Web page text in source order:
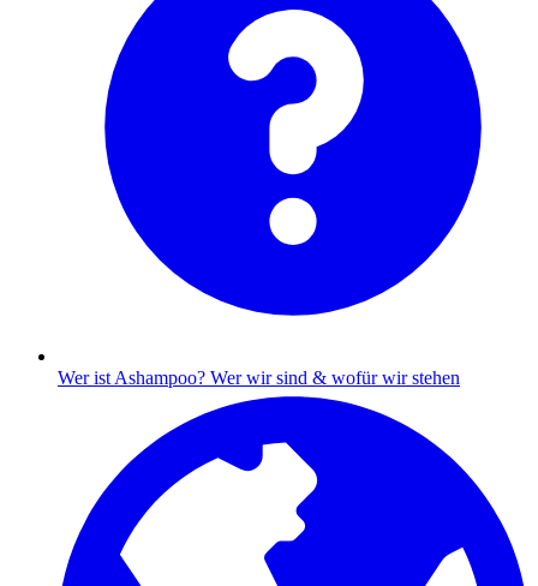
Wer ist Ashampoo? Wer wir sind & wofür wir stehen